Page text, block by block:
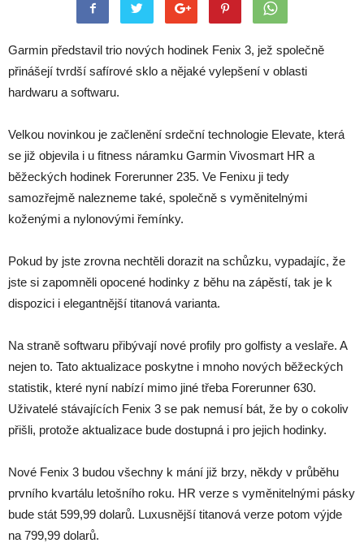
Garmin představil trio nových hodinek Fenix 3, jež společně
přinášejí tvrdší safírové sklo a nějaké vylepšení v oblasti
hardwaru a softwaru.
Velkou novinkou je začlenění srdeční technologie Elevate, která
se již objevila i u fitness náramku Garmin Vivosmart HR a
běžeckých hodinek Forerunner 235. Ve Fenixu ji tedy
samozřejmě nalezneme také, společně s vyměnitelnými
koženými a nylonovými řemínky.
Pokud by jste zrovna nechtěli dorazit na schůzku, vypadajíc, že
jste si zapomněli opocené hodinky z běhu na zápěstí, tak je k
dispozici i elegantnější titanová varianta.
Na straně softwaru přibývají nové profily pro golfisty a veslaře. A
nejen to. Tato aktualizace poskytne i mnoho nových běžeckých
statistik, které nyní nabízí mimo jiné třeba Forerunner 630.
Uživatelé stávajících Fenix 3 se pak nemusí bát, že by o cokoliv
přišli, protože aktualizace bude dostupná i pro jejich hodinky.
Nové Fenix 3 budou všechny k mání již brzy, někdy v průběhu
prvního kvartálu letošního roku. HR verze s vyměnitelnými pásky
bude stát 599,99 dolarů. Luxusnější titanová verze potom výjde
na 799,99 dolarů.